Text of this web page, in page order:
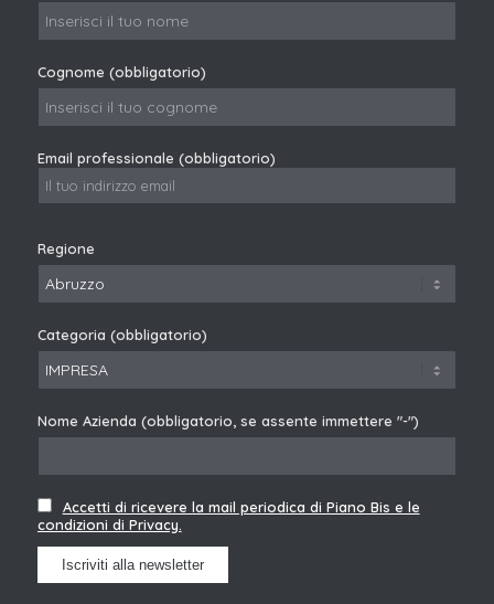
Cognome (obbligatorio)
Email professionale (obbligatorio)
Regione
Categoria (obbligatorio)
Nome Azienda (obbligatorio, se assente immettere "-")
Accetti di ricevere la mail periodica di Piano Bis e le
condizioni di Privacy.